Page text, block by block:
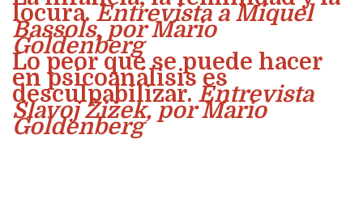
locura.Entrevista a Miquel
Bassols, por Mario
Goldenberg
Lo peor que se puede hacer
en psicoanálisis es
desculpabilizar.Entrevista
Slavoj Žižek, por Mario
Goldenberg